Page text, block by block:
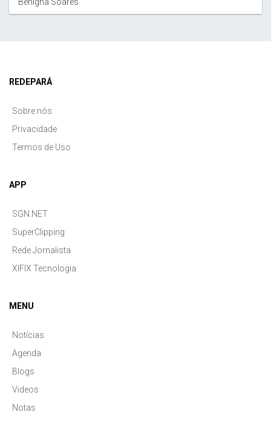
REDEPARÁ
Sobre nós
Privacidade
Termos de Uso
APP
SGN.NET
SuperClipping
Rede Jornalista
XIFIX Tecnologia
MENU
Notícias
Agenda
Blogs
Videos
Notas